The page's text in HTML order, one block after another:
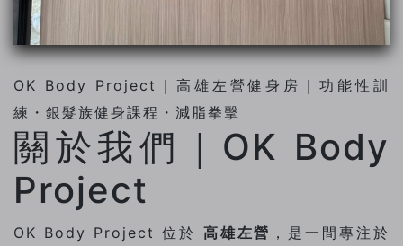
加抽獎* 店家保有活動
最終解釋權
OK Body Project｜高雄左營健身房｜功能性訓
練・銀髮族健身課程・減脂拳擊
關於我們｜OK Body
Project
OK Body Project 位於 高雄左營 ，是一間專注於